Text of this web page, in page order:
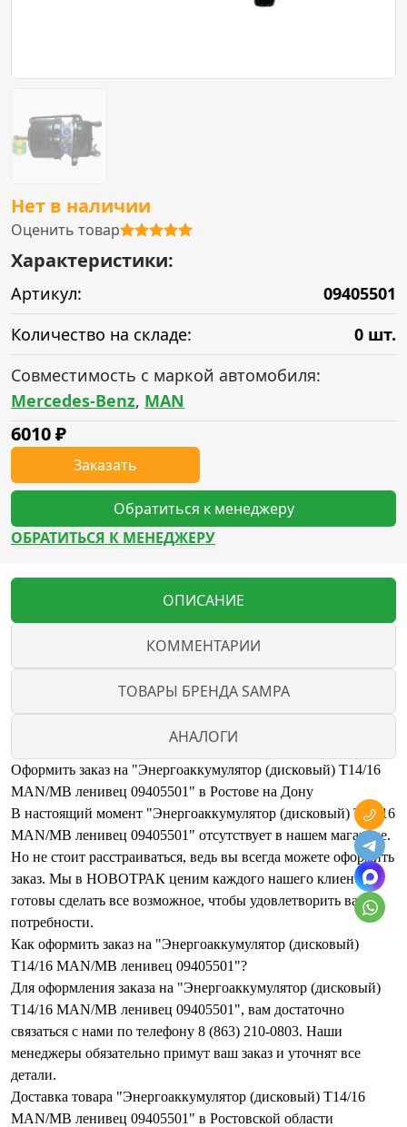
Нет в наличии
Оценить товар
Характеристики:
Артикул:
09405501
Количество на складе:
0 шт.
Совместимость с маркой автомобиля:
Mercedes-Benz, MAN
6010₽
Заказать
Обратиться к менеджеру
ОБРАТИТЬСЯ К МЕНЕДЖЕРУ
ОПИСАНИЕ
КОММЕНТАРИИ
ТОВАРЫ БРЕНДА SAMPA
АНАЛОГИ
Оформить заказ на "Энергоаккумулятор (дисковый) T14/16
MAN/MB ленивец 09405501" в Ростове на Дону
В настоящий момент "Энергоаккумулятор (дисковый) T14/16
MAN/MB ленивец 09405501" отсутствует в нашем магазине.
Но не стоит расстраиваться, ведь вы всегда можете оформить
заказ. Мы в НОВОТРАК ценим каждого нашего клиента и
готовы сделать все возможное, чтобы удовлетворить ваши
потребности.
Как оформить заказ на "Энергоаккумулятор (дисковый)
T14/16 MAN/MB ленивец 09405501"?
Для оформления заказа на "Энергоаккумулятор (дисковый)
T14/16 MAN/MB ленивец 09405501", вам достаточно
связаться с нами по телефону 8 (863) 210-0803. Наши
менеджеры обязательно примут ваш заказ и уточнят все
детали.
Доставка товара "Энергоаккумулятор (дисковый) T14/16
MAN/MB ленивец 09405501" в Ростовской области